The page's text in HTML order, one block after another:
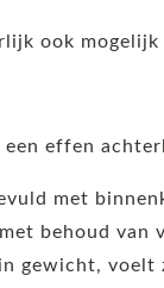
ook
een effen
met
behoud van
gewicht, voelt